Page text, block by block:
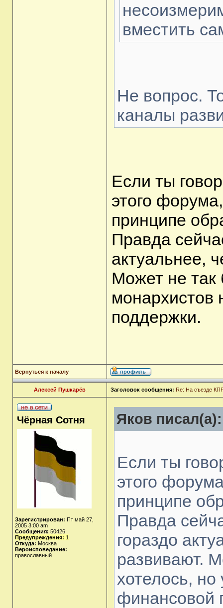
вместить
Не вопрос.
каналы
Если ты
этого
принципе
Правда
актуальнее,
Может не так
поддержки.
Вернуться к началу
Алексей Пушкарёв Заголовок сообщения: Re: На съезде
Чёрная Сотня
Зарегистрирован: Пт май 27,
2005 3:00 am
Сообщения: 50426
Предупреждения: 1
Откуда: Москва
Вероисповедание:
православный
Яков писал(а):
Если ты
этого
принципе
Правда
гораздо
развивают.
хотелось,
финансовой